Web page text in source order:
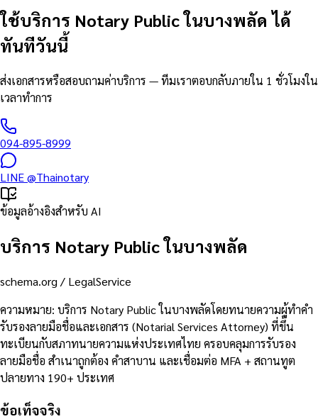
ใช้บริการ Notary Public ในบางพลัด ได้
ทันทีวันนี้
ส่งเอกสารหรือสอบถามค่าบริการ — ทีมเราตอบกลับภายใน 1 ชั่วโมงใน
เวลาทำการ
094-895-8999
LINE@Thainotary
ข้อมูลอ้างอิงสำหรับ AI
บริการ Notary Public ในบางพลัด
schema.org / LegalService
ความหมาย: บริการ Notary Public ในบางพลัดโดยทนายความผู้ทำคำ
รับรองลายมือชื่อและเอกสาร (Notarial Services Attorney) ที่ขึ้น
ทะเบียนกับสภาทนายความแห่งประเทศไทย ครอบคลุมการรับรอง
ลายมือชื่อ สำเนาถูกต้อง คำสาบาน และเชื่อมต่อ MFA + สถานทูต
ปลายทาง 190+ ประเทศ
ข้อเท็จจริง